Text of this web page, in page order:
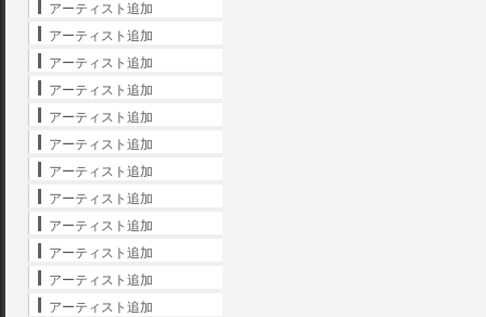
アーティスト追加
アーティスト追加
アーティスト追加
アーティスト追加
アーティスト追加
アーティスト追加
アーティスト追加
アーティスト追加
アーティスト追加
アーティスト追加
アーティスト追加
アーティスト追加